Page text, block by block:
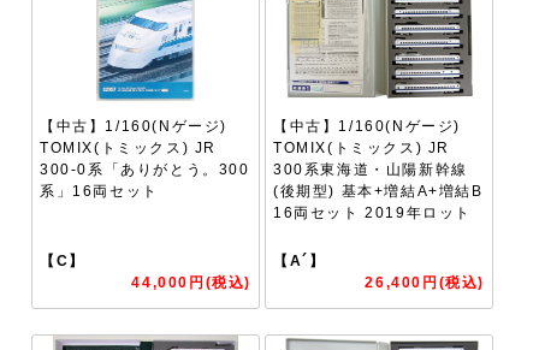
【中古】1/160(Nゲージ)
TOMIX(トミックス) JR
300-0系「ありがとう。300
系」16両セット
【C】
44,000円(税込)
【中古】1/160(Nゲージ)
TOMIX(トミックス) JR
300系東海道・山陽新幹線
(後期型) 基本+増結A+増結B
16両セット 2019年ロット
【A´】
26,400円(税込)